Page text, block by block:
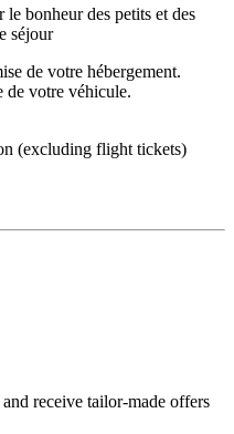
de votre hébergement.
de votre véhicule.
(excluding flight tickets)
receive tailor-made offers